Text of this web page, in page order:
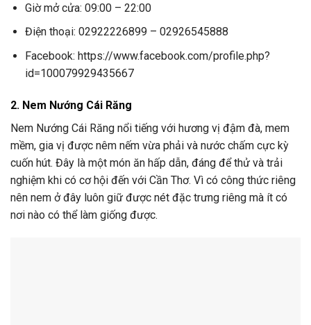
Giờ mở cửa: 09:00 – 22:00
Điện thoại: 02922226899 – 02926545888
Facebook: https://www.facebook.com/profile.php?
id=100079929435667
2. Nem Nướng Cái Răng
Nem Nướng Cái Răng nổi tiếng với hương vị đậm đà, mem
mềm, gia vị được nêm nếm vừa phải và nước chấm cực kỳ
cuốn hút. Đây là một món ăn hấp dẫn, đáng để thử và trải
nghiệm khi có cơ hội đến với Cần Thơ. Vì có công thức riêng
nên nem ở đây luôn giữ được nét đặc trưng riêng mà ít có
nơi nào có thể làm giống được.